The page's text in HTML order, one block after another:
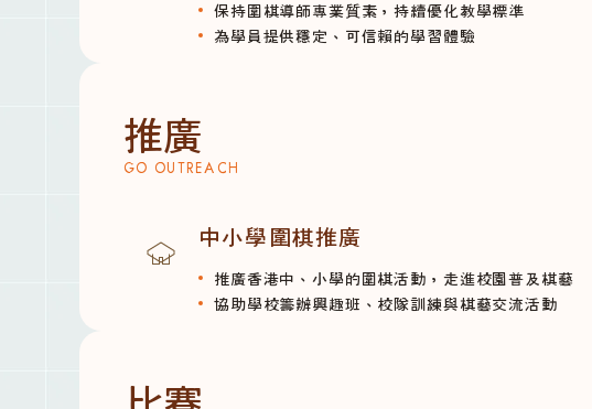
保持圍棋導師專業質素，持續優化教學標準
為學員提供穩定、可信賴的學習體驗
推廣
GO OUTREACH
中小學圍棋推廣
推廣香港中、小學的圍棋活動，走進校園普及棋藝
協助學校籌辦興趣班、校隊訓練與棋藝交流活動